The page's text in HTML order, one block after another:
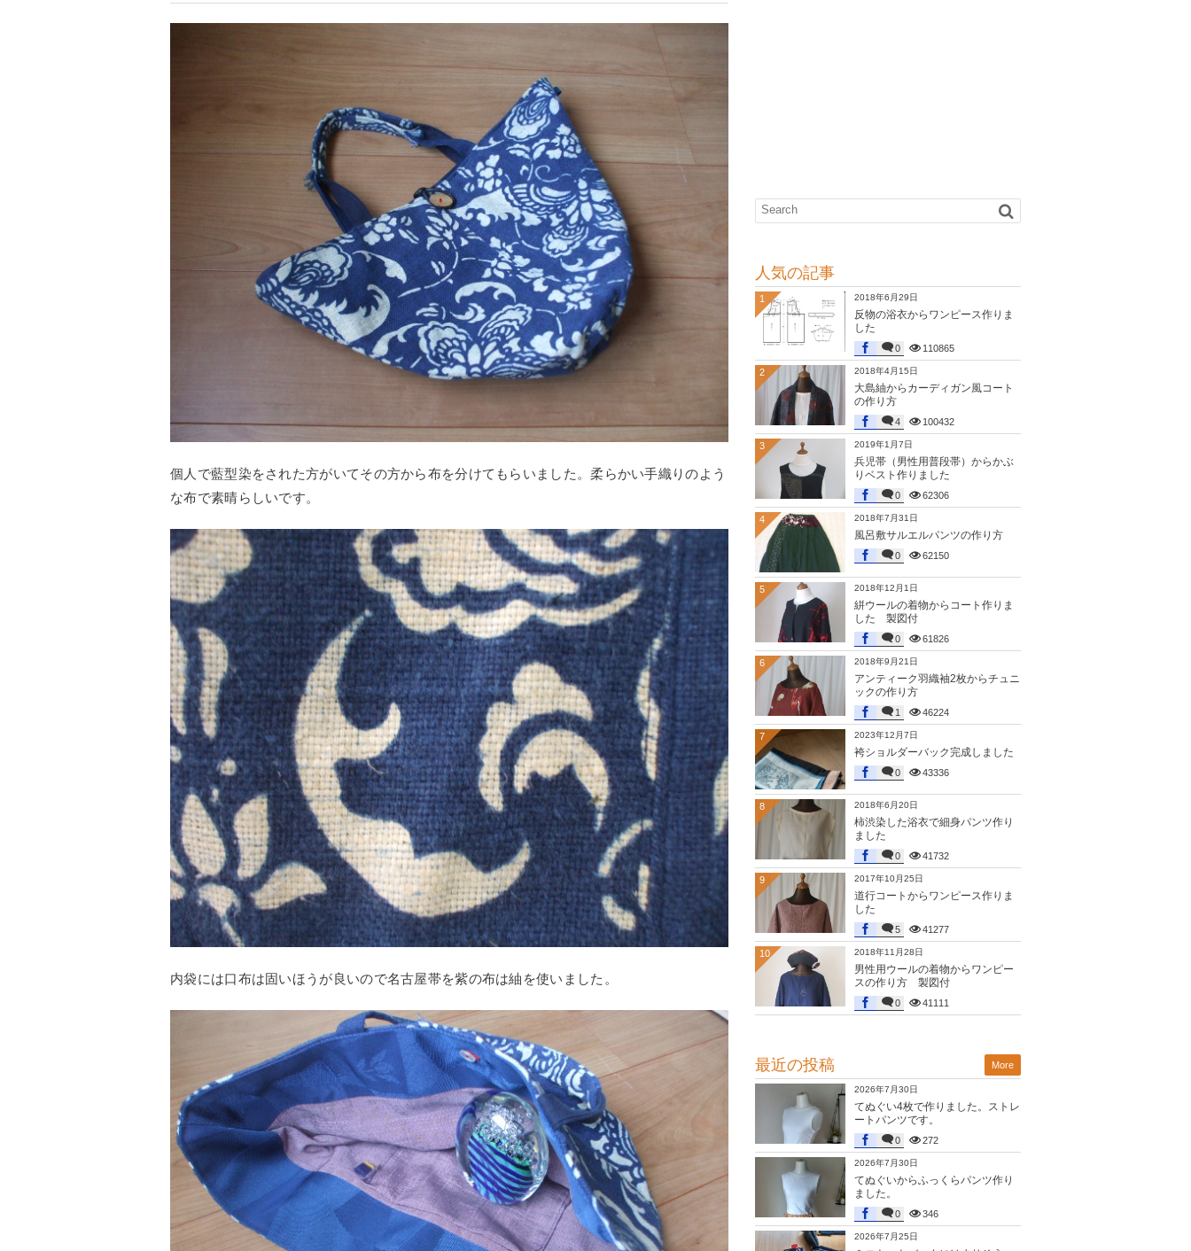
個人で藍型染をされた方がいてその方から布を分けてもらいました。柔らかい手織りのよう
な布で素晴らしいです。
内袋には口布は固いほうが良いので名古屋帯を紫の布は紬を使いました。
人気の記事
2018年6月29日
反物の浴衣からワンピース作りま
した
0 110865
1
2018年4月15日
大島紬からカーディガン風コート
の作り方
4 100432
2
2019年1月7日
兵児帯（男性用普段帯）からかぶ
りベスト作りました
0 62306
3
2018年7月31日
風呂敷サルエルパンツの作り方
0 62150
4
2018年12月1日
絣ウールの着物からコート作りま
した 製図付
0 61826
5
2018年9月21日
アンティーク羽織袖2枚からチュニ
ックの作り方
1 46224
6
2023年12月7日
袴ショルダーバック完成しました
0 43336
7
2018年6月20日
柿渋染した浴衣で細身パンツ作り
ました
0 41732
8
2017年10月25日
道行コートからワンピース作りま
した
5 41277
9
2018年11月28日
男性用ウールの着物からワンピー
スの作り方 製図付
0 41111
10
最近の投稿
2026年7月30日
てぬぐい4枚で作りました。ストレ
ートパンツです。
0 272
2026年7月30日
てぬぐいからふっくらパンツ作り
ました。
0 346
2026年7月25日
More